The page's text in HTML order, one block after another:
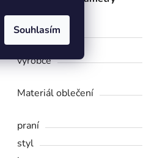
Souhlasím
Kategorie
výrobce
Materiál oblečení
praní
styl